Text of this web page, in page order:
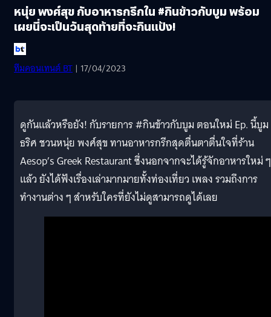
หนุ่ย พงศ์สุข กับอาหารกรีกใน #กินข้าวกับบูม พร้อม
เผยนี่จะเป็นวันสุดท้ายที่จะกินแป้ง!
ทีมคอนเทนต์ BT | 17/04/2023
ดูกันแล้วหรือยัง! กับรายการ #กินข้าวกับบูม ตอนใหม่ Ep. นี้บูม
ธริศ ชวนหนุ่ย พงศ์สุข ทานอาหารกรีกสุดตื่นตาตื่นใจที่ร้าน
Aesop’s Greek Restaurant ซึ่งนอกจากจะได้รู้จักอาหารใหม่ ๆ
แล้ว ยังได้ฟังเรื่องเล่ามากมายทั้งท่องเที่ยว เพลง รวมถึงการ
ทำงานต่าง ๆ สำหรับใครที่ยังไม่ดูสามารถดูได้เลย